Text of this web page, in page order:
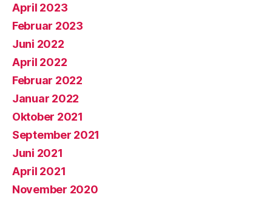
April 2023
Februar 2023
Juni 2022
April 2022
Februar 2022
Januar 2022
Oktober 2021
September 2021
Juni 2021
April 2021
November 2020